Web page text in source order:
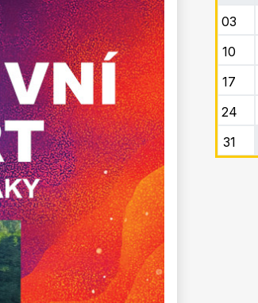
03
10
17
24
31